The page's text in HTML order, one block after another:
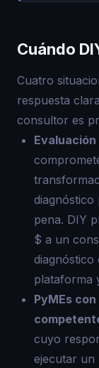
Cuándo
Cuatro
respuesta
consultor es
diagnóstico
pena. DIY
$ a un
diagnóstico
plataforma
PyMEs
cuyo
ejecutar un